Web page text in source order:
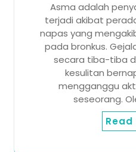
Asma adalah
terjadi akibat
napas yang
pada bronkus.
secara tiba-tiba
kesulitan
mengganggu
seseorang.
Read